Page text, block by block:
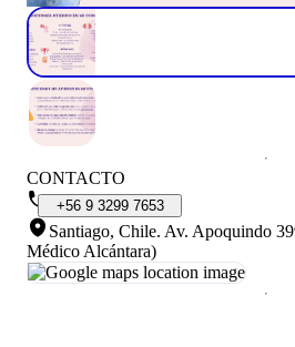
CONTACTO
+56 9 3299 7653
Santiago, Chile. Av. Apoquindo
Médico Alcántara)